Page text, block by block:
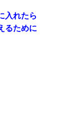
入れたら
るために